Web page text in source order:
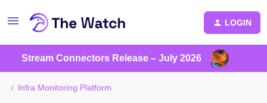
LOGIN
Stream Connectors Release – July 2026
Infra Monitoring Platform